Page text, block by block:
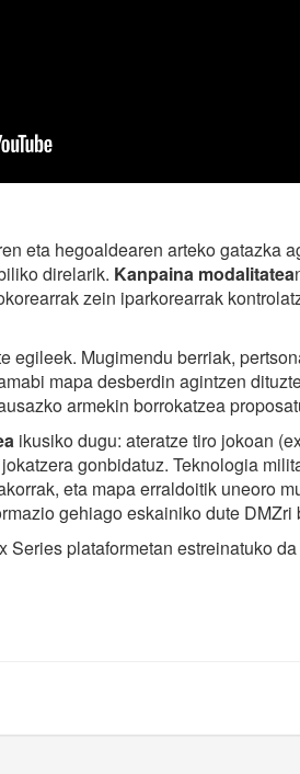
eta hegoaldearen arteko gatazka
direlarik. Kanpaina modalitatea
zein iparkorearrak
egileek. Mugimendu berriak,
mapa desberdin agintzen
armekin borrokatzea
ikusiko dugu: ateratze tiro jokoan
gonbidatuz. Teknologia
eta mapa erraldoitik uneoro
gehiago eskainiko dute DMZri
plataformetan estreinatuko